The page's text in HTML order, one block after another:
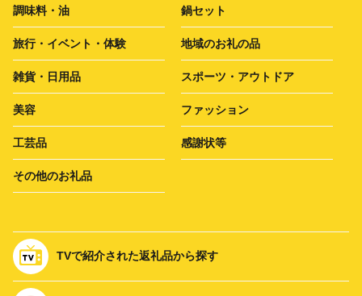
調味料・油 鍋セット
旅行・イベント・体験 地域のお礼の品
雑貨・日用品 スポーツ・アウトドア
美容 ファッション
工芸品 感謝状等
その他のお礼品
TVで紹介された返礼品から探す